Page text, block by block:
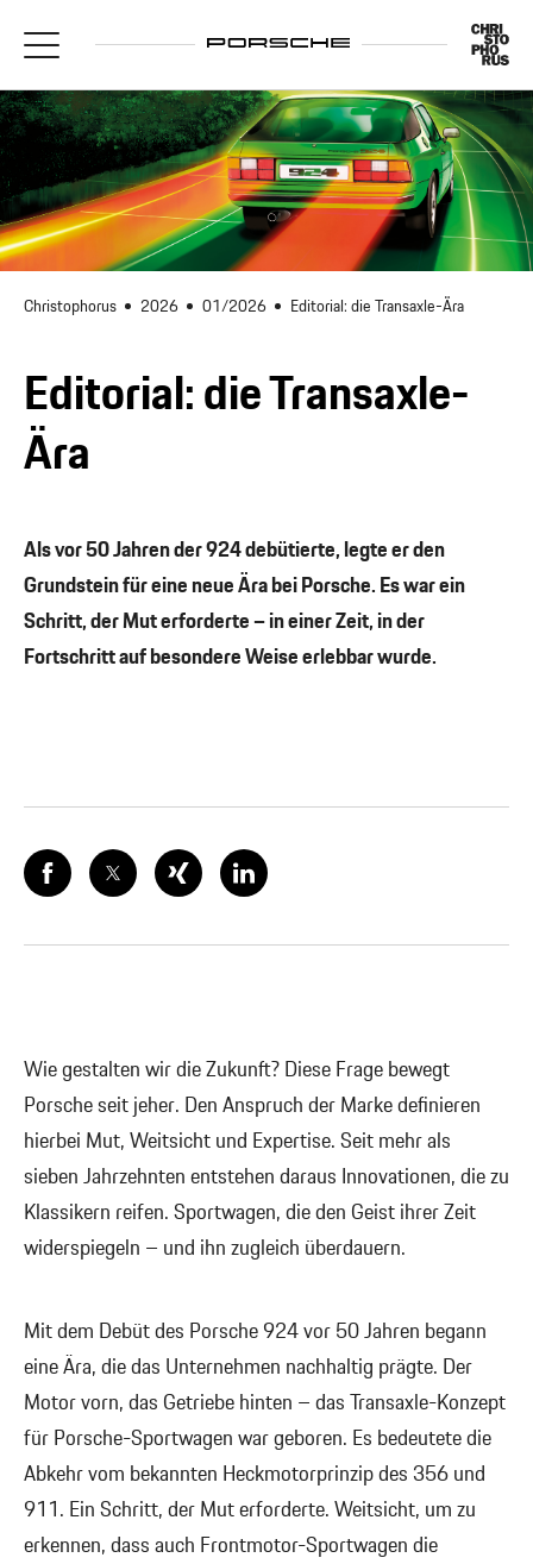
Christophorus 2026 01/2026 Editorial: die Transaxle-Ära
Editorial: die Transaxle-
Ära
Als vor 50 Jahren der 924 debütierte, legte er den
Grundstein für eine neue Ära bei Porsche. Es war ein
Schritt, der Mut erforderte – in einer Zeit, in der
Fortschritt auf besondere Weise erlebbar wurde.
Wie gestalten wir die Zukunft? Diese Frage bewegt
Porsche seit jeher. Den Anspruch der Marke definieren
hierbei Mut, Weitsicht und Expertise. Seit mehr als
sieben Jahrzehnten entstehen daraus Innovationen, die zu
Klassikern reifen. Sportwagen, die den Geist ihrer Zeit
widerspiegeln – und ihn zugleich überdauern.
Mit dem Debüt des Porsche 924 vor 50 Jahren begann
eine Ära, die das Unternehmen nachhaltig prägte. Der
Motor vorn, das Getriebe hinten – das Transaxle-Konzept
für Porsche-Sportwagen war geboren. Es bedeutete die
Abkehr vom bekannten Heckmotorprinzip des 356 und
911. Ein Schritt, der Mut erforderte. Weitsicht, um zu
erkennen, dass auch Frontmotor-Sportwagen die